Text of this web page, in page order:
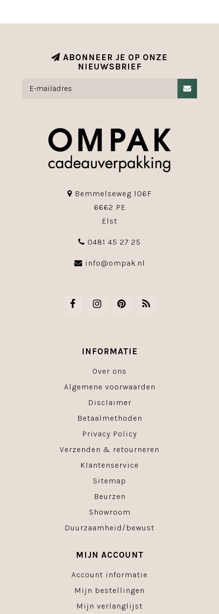
ABONNEER JE OP ONZE
NIEUWSBRIEF
Bemmelseweg 106F
6662 PE
Elst
0481 45 27 25
info@ompak.nl
INFORMATIE
Over ons
Algemene voorwaarden
Disclaimer
Betaalmethoden
Privacy Policy
Verzenden & retourneren
Klantenservice
Sitemap
Beurzen
Showroom
Duurzaamheid/bewust
MIJN ACCOUNT
Account informatie
Mijn bestellingen
Mijn verlanglijst